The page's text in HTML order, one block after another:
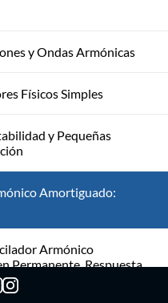
y Ondas Armónicas
Físicos Simples
y Pequeñas
Amortiguado:
Armónico
Permanente, Respuesta
Disipada